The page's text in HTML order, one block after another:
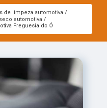
de limpeza automotiva
automotiva
Freguesia do Ó